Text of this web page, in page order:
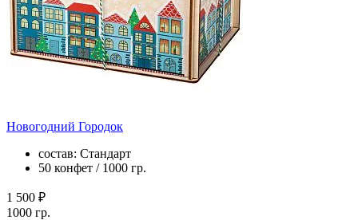
Новогодний Городок
состав: Стандарт
50 конфет / 1000 гр.
1 500 ₽
1000 гр.